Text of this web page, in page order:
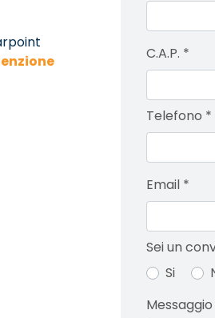
C.A.P. *
Telefono *
Email *
Sei un
Si
Messaggio